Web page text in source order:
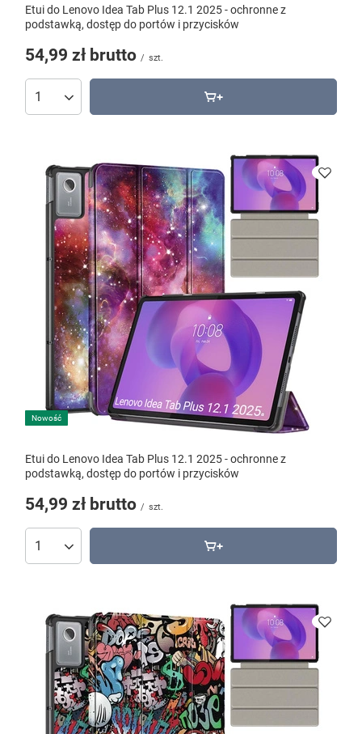
Etui do Lenovo Idea Tab Plus 12.1 2025 - ochronne z
podstawką, dostęp do portów i przycisków
54,99 zł brutto / szt.
Nowość
Etui do Lenovo Idea Tab Plus 12.1 2025 - ochronne z
podstawką, dostęp do portów i przycisków
54,99 zł brutto / szt.